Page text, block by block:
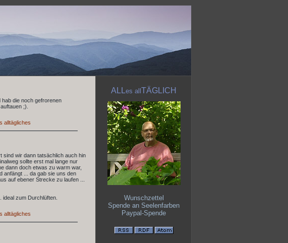
hab die noch gefrorenen
;).
alltägliches
sind wir dann tatsächlich auch hin
sollte erst mal lange nur
dann doch etwas zu warm war,
anfängt ... da gab sie uns den
auf ebener Strecke zu laufen ...
zum Durchlüften.
alltägliches
ALLes all TÄGLICH
Wunschzettel
Spende an Seelenfarben
Paypal-Spende